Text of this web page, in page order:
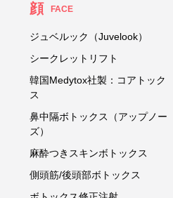
顔 FACE
ジュベルック（Juvelook）
シークレットリフト
韓国Medytox社製：コアトック
ス
鼻中隔ボトックス（アップノー
ズ）
麻酔つきスキンボトックス
側頭筋/後頭部ボトックス